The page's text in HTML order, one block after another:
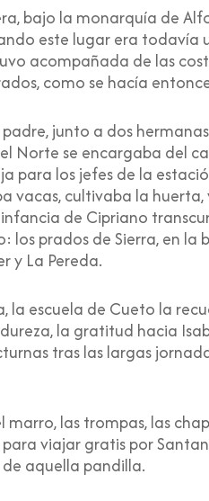
bajo la monarquía de
este lugar era todavía
acompañada de las
como se hacía
junto a dos
Norte se encargaba del
los jefes de la
vacas, cultivaba la
de Cipriano
prados de Sierra, en la
y La Pereda.
la escuela de Cueto la
la gratitud hacia
tras las largas
las trompas, las
viajar gratis por
aquella pandilla.